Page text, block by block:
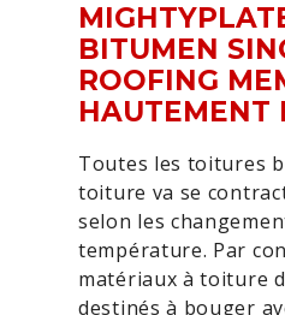
BITUMEN
ROOFING
HAUTEMENT
Toutes les toitures
toiture va se
selon les
température. Par
matériaux à toiture
destinés à bouger